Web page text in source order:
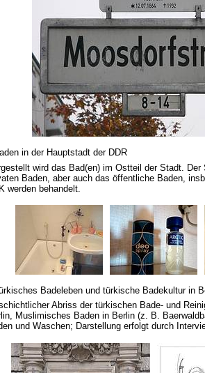
in der Hauptstadt der DDR
wird das Bad(en) im Ostteil der Stadt. Der
Baden, aber auch das öffentliche Baden,
werden behandelt.
Badeleben und türkische Badekultur in
Abriss der türkischen Bade- und
Muslimisches Baden in Berlin (z. B.
und Waschen; Darstellung erfolgt durch